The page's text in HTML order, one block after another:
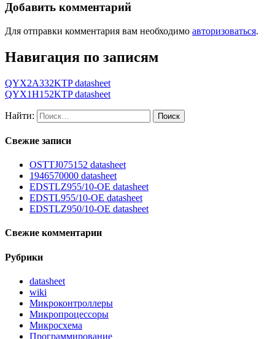
Добавить комментарий
Для отправки комментария вам необходимо авторизоваться.
Навигация по записям
QYX2A332KTP datasheet
QYX1H152KTP datasheet
Найти:
Свежие записи
OSTTJ075152 datasheet
1946570000 datasheet
EDSTLZ955/10-OE datasheet
EDSTL955/10-OE datasheet
EDSTLZ950/10-OE datasheet
Свежие комментарии
Рубрики
datasheet
wiki
Микроконтроллеры
Микропроцессоры
Микросхема
Программирование